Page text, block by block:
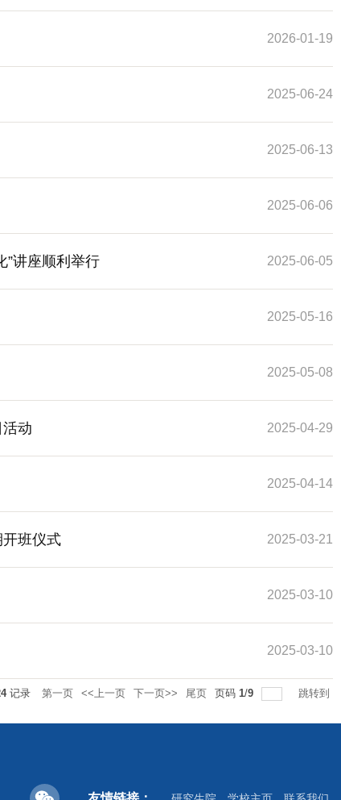
2026-01-19
2025-06-24
2025-06-13
2025-06-06
”讲座顺利举行 2025-06-05
2025-05-16
2025-05-08
动 2025-04-29
2025-04-14
开班仪式 2025-03-21
2025-03-10
2025-03-10
记录 第一页 <<上一页 下一页>> 尾页 页码 1/9 跳转到